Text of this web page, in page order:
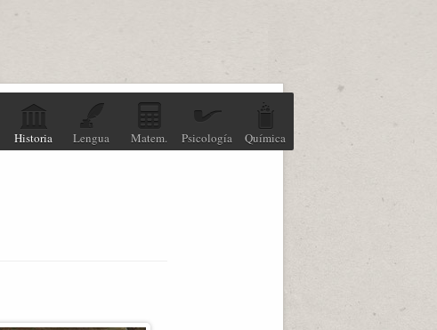
Historia Lengua Matem. Psicología Química